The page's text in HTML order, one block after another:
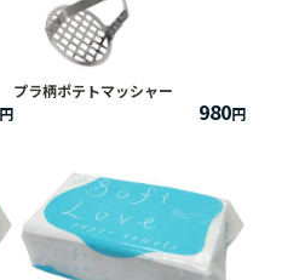
プラ柄ポテトマッシャー
980